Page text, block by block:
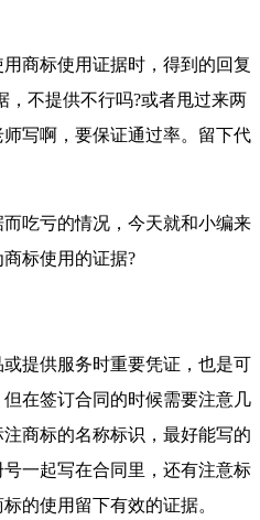
标使用证据时，得到的回复
，不提供不行吗?或者甩过来两
写啊，要保证通过率。留下代
吃亏的情况，今天就和小编来
标使用的证据?
提供服务时重要凭证，也是可
在签订合同的时候需要注意几
商标的名称标识，最好能写的
一起写在合同里，还有注意标
的使用留下有效的证据。